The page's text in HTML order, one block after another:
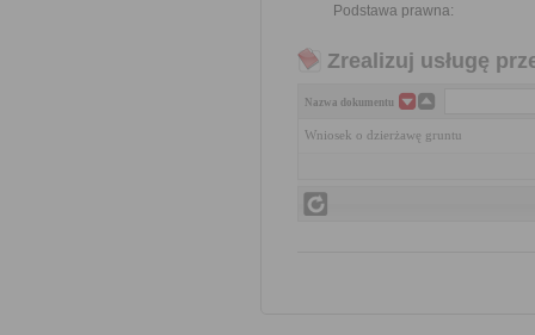
Podstawa prawna:
Zrealizuj usługę
Nazwa dokumentu
Wniosek o dzierżawę gruntu